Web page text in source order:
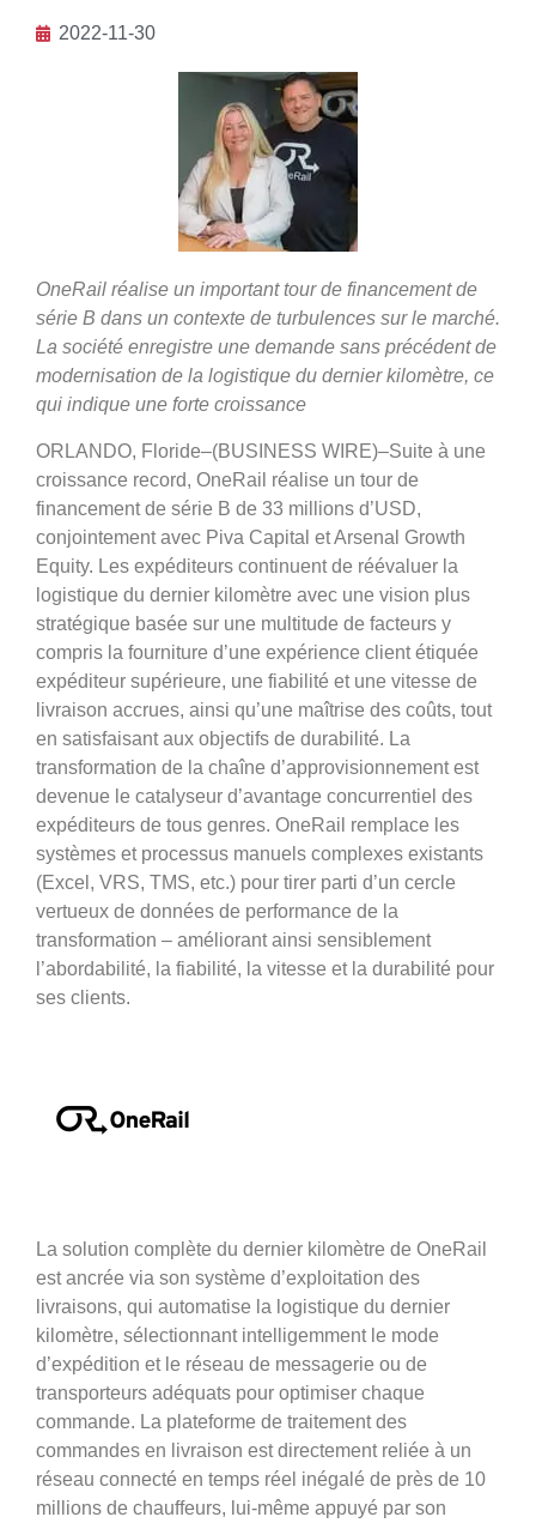
2022-11-30
OneRail réalise un important tour de financement de
série B dans un contexte de turbulences sur le marché.
La société enregistre une demande sans précédent de
modernisation de la logistique du dernier kilomètre, ce
qui indique une forte croissance
ORLANDO, Floride–(BUSINESS WIRE)–Suite à une
croissance record, OneRail réalise un tour de
financement de série B de 33 millions d’USD,
conjointement avec Piva Capital et Arsenal Growth
Equity. Les expéditeurs continuent de réévaluer la
logistique du dernier kilomètre avec une vision plus
stratégique basée sur une multitude de facteurs y
compris la fourniture d’une expérience client étiquée
expéditeur supérieure, une fiabilité et une vitesse de
livraison accrues, ainsi qu’une maîtrise des coûts, tout
en satisfaisant aux objectifs de durabilité. La
transformation de la chaîne d’approvisionnement est
devenue le catalyseur d’avantage concurrentiel des
expéditeurs de tous genres. OneRail remplace les
systèmes et processus manuels complexes existants
(Excel, VRS, TMS, etc.) pour tirer parti d’un cercle
vertueux de données de performance de la
transformation – améliorant ainsi sensiblement
l’abordabilité, la fiabilité, la vitesse et la durabilité pour
ses clients.
La solution complète du dernier kilomètre de OneRail
est ancrée via son système d’exploitation des
livraisons, qui automatise la logistique du dernier
kilomètre, sélectionnant intelligemment le mode
d’expédition et le réseau de messagerie ou de
transporteurs adéquats pour optimiser chaque
commande. La plateforme de traitement des
commandes en livraison est directement reliée à un
réseau connecté en temps réel inégalé de près de 10
millions de chauffeurs, lui-même appuyé par son